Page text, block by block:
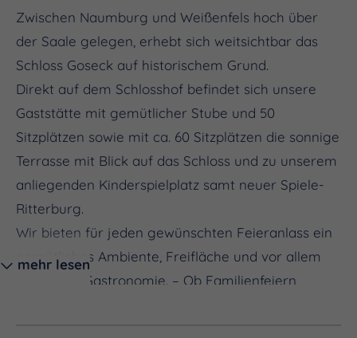
Zwischen Naumburg und Weißenfels hoch über
der Saale gelegen, erhebt sich weitsichtbar das
Schloss Goseck auf historischem Grund.
Direkt auf dem Schlosshof befindet sich unsere
Gaststätte mit gemütlicher Stube und 50
Sitzplätzen sowie mit ca. 60 Sitzplätzen die sonnige
Terrasse mit Blick auf das Schloss und zu unserem
anliegenden Kinderspielplatz samt neuer Spiele-
Ritterburg.
Wir bieten für jeden gewünschten Feieranlass ein
gemütliches Ambiente, Freifläche und vor allem
die nötige Gastronomie. – Ob Familienfeiern,
mehr lesen